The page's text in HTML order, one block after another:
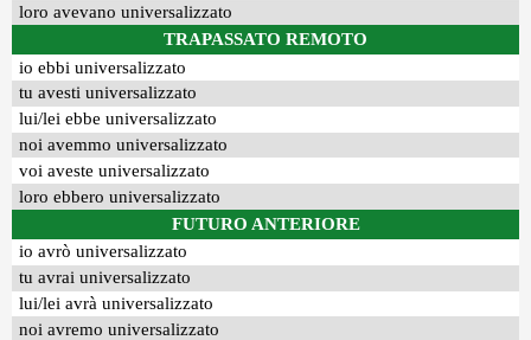
loro avevano universalizzato
TRAPASSATO REMOTO
io ebbi universalizzato
tu avesti universalizzato
lui/lei ebbe universalizzato
noi avemmo universalizzato
voi aveste universalizzato
loro ebbero universalizzato
FUTURO ANTERIORE
io avrò universalizzato
tu avrai universalizzato
lui/lei avrà universalizzato
noi avremo universalizzato